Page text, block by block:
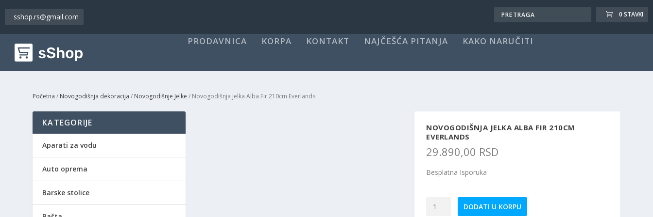
sshop.rs@gmail.com 0 STAVKI
PRODAVNICA KORPA KONTAKT NAJČEŠĆA PITANJA KAKO NARUČITI
Početna / Novogodišnja dekoracija / Novogodišnje Jelke / Novogodišnja Jelka Alba Fir 210cm Everlands
NOVOGODIŠNJA JELKA ALBA FIR 210CM
EVERLANDS
29.890,00 RSD
Besplatna Isporuka
DODATI U KORPU
KATEGORIJE
Aparati za vodu
Auto oprema
Barske stolice